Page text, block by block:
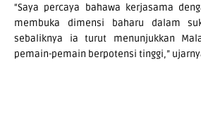
“Saya percaya bahawa kerjasama
membuka dimensi baharu dalam
sebaliknya ia turut menunjukkan
pemain-pemain berpotensi tinggi,”